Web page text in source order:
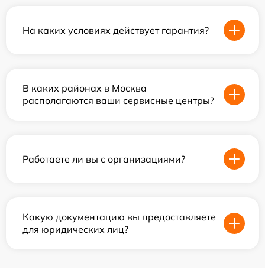
На каких условиях действует гарантия?
В каких районах в Москва
располагаются ваши сервисные центры?
Работаете ли вы с организациями?
Какую документацию вы предоставляете
для юридических лиц?